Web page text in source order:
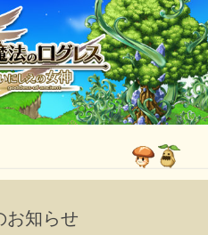
お知らせ